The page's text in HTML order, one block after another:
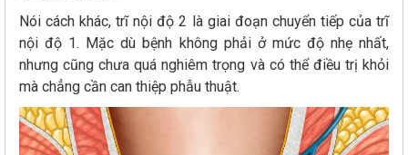
Nói cách khác, trĩ nội độ 2 là giai đoạn chuyển tiếp của trĩ
nội độ 1. Mặc dù bệnh không phải ở mức độ nhẹ nhất,
nhưng cũng chưa quá nghiêm trọng và có thể điều trị khỏi
mà chẳng cần can thiệp phẫu thuật.